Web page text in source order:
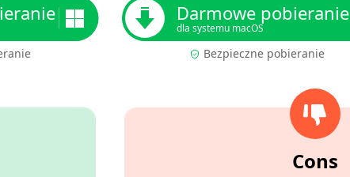
Darmowe pobieranie
dla systemu macOS
Bezpieczne pobieranie
Cons